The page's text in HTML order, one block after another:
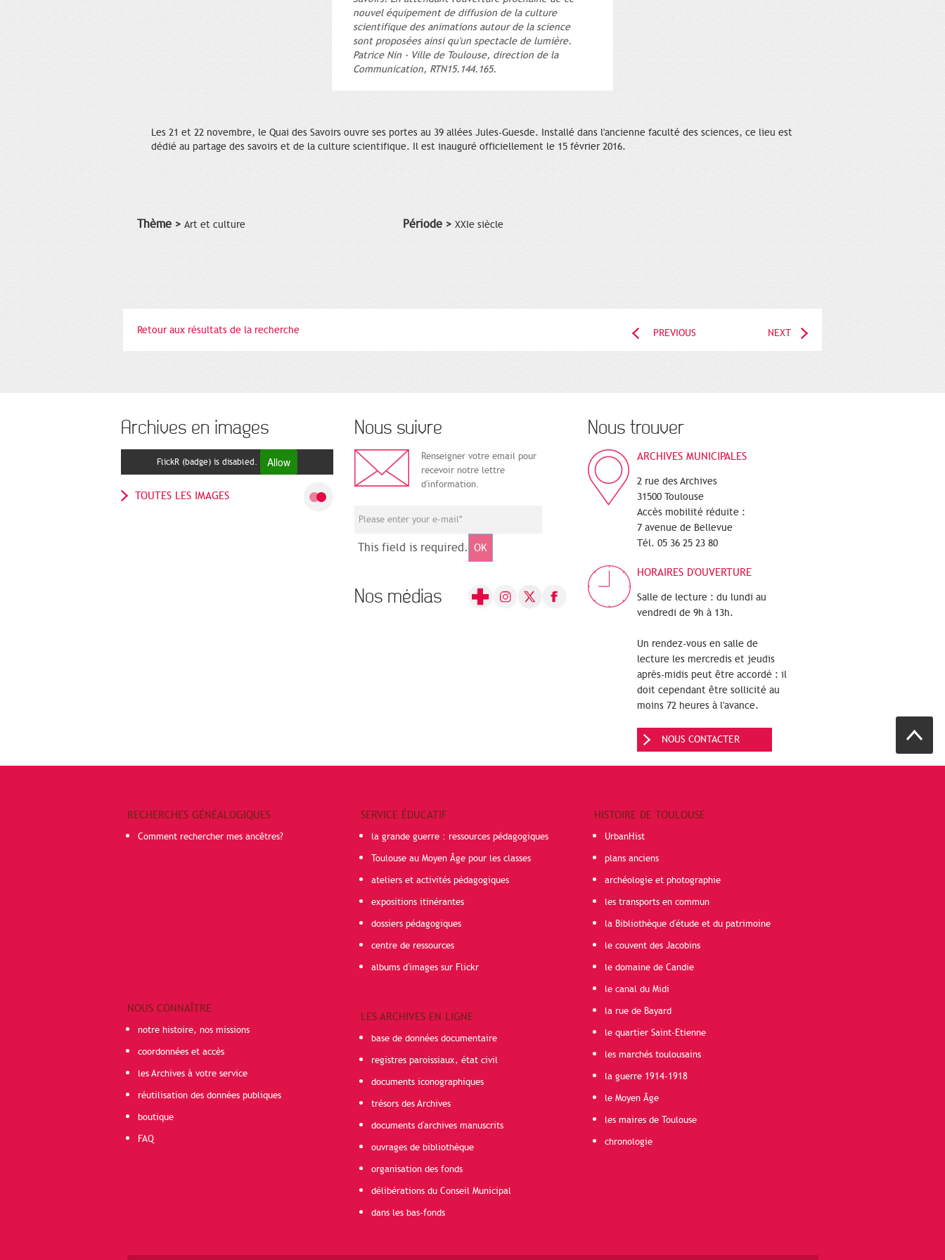
nouvel équipement de diffusion de la culture
scientifique des animations autour de la science
sont proposées ainsi qu'un spectacle de lumière.
Patrice Nin - Ville de Toulouse, direction de la
Communication, RTN15.144.165.
Les 21 et 22 novembre, le Quai des Savoirs ouvre ses portes au 39 allées Jules-Guesde. Installé dans l'ancienne faculté des sciences, ce lieu est
dédié au partage des savoirs et de la culture scientifique. Il est inauguré officiellement le 15 février 2016.
Thème > Art et culture Période > XXIe siècle
Retour aux résultats de la recherche PREVIOUS NEXT
Archives en images
FlickR (badge) is disabled. Allow
TOUTES LES IMAGES
Nous suivre
Renseigner votre email pour
recevoir notre lettre
d'information.
This field is required. OK
Nos médias
Nous trouver
ARCHIVES MUNICIPALES
2 rue des Archives
31500 Toulouse
Accès mobilité réduite :
7 avenue de Bellevue
Tél. 05 36 25 23 80
HORAIRES D'OUVERTURE
Salle de lecture : du lundi au
vendredi de 9h à 13h.
Un rendez-vous en salle de
lecture les mercredis et jeudis
après-midis peut être accordé : il
doit cependant être sollicité au
moins 72 heures à l'avance.
NOUS CONTACTER
RECHERCHES GÉNÉALOGIQUES
Comment rechercher mes ancêtres?
NOUS CONNAÎTRE
notre histoire, nos missions
coordonnées et accès
les Archives à votre service
réutilisation des données publiques
boutique
FAQ
SERVICE ÉDUCATIF
la grande guerre : ressources pédagogiques
Toulouse au Moyen Âge pour les classes
ateliers et activités pédagogiques
expositions itinérantes
dossiers pédagogiques
centre de ressources
albums d'images sur Flickr
LES ARCHIVES EN LIGNE
base de données documentaire
registres paroissiaux, état civil
documents iconographiques
trésors des Archives
documents d'archives manuscrits
ouvrages de bibliothèque
organisation des fonds
délibérations du Conseil Municipal
dans les bas-fonds
HISTOIRE DE TOULOUSE
UrbanHist
plans anciens
archéologie et photographie
les transports en commun
la Bibliothèque d'étude et du patrimoine
le couvent des Jacobins
le domaine de Candie
le canal du Midi
la rue de Bayard
le quartier Saint-Etienne
les marchés toulousains
la guerre 1914-1918
le Moyen Âge
les maires de Toulouse
chronologie